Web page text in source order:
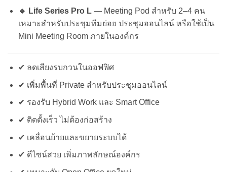
🔹 Life Series Pro L— Meeting Pod สำหรับ 2–4 คน
เหมาะสำหรับประชุมทีมย่อย ประชุมออนไลน์ หรือใช้เป็น
Mini Meeting Room ภายในองค์กร
✔ ลดเสียงรบกวนในออฟฟิศ
✔ เพิ่มพื้นที่ Private สำหรับประชุมออนไลน์
✔ รองรับ Hybrid Work และ Smart Office
✔ ติดตั้งเร็ว ไม่ต้องก่อสร้าง
✔ เคลื่อนย้ายและขยายระบบได้
✔ ดีไซน์สวย เพิ่มภาพลักษณ์องค์กร